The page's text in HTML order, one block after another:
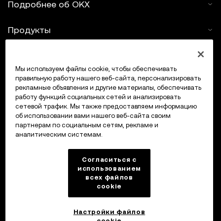
Web3-кошелька OKX и рынка NFT OKX действуют
которыми можно на
Подробнее об OKX
Продукты
Поддержка
Купить крипто
Крипто-калькулятор
Мы используем файлы cookie, чтобы обеспечивать
правильную работу нашего веб-сайта, персонализировать
рекламные объявления и другие материалы, обеспечивать
работу функций социальных сетей и анализировать
сетевой трафик. Мы также предоставляем информацию
об использовании вами нашего веб-сайта своим
партнерам по социальным сетям, рекламе и
аналитическим системам.
Согласиться с
использованием
всех файлов
cookie
Настройки файлов